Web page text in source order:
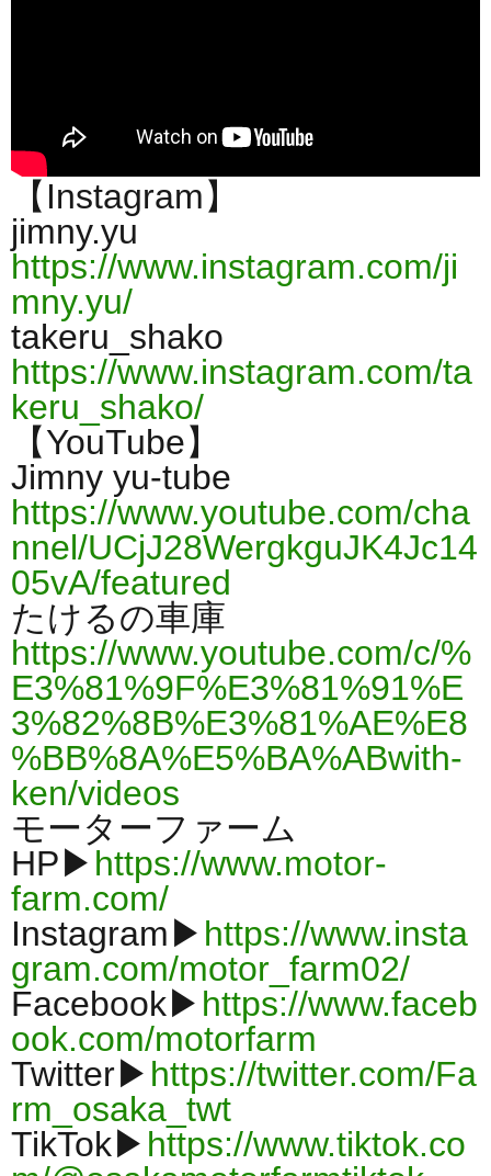
【Instagram】
jimny.yu
https://www.instagram.com/ji
mny.yu/
takeru_shako
https://www.instagram.com/ta
keru_shako/
【YouTube】
Jimny yu-tube
https://www.youtube.com/cha
nnel/UCjJ28WergkguJK4Jc14
05vA/featured
たけるの車庫
https://www.youtube.com/c/%
E3%81%9F%E3%81%91%E
3%82%8B%E3%81%AE%E8
%BB%8A%E5%BA%ABwith-
ken/videos
モーターファーム
HP▶ https://www.motor-
farm.com/
Instagram▶ https://www.insta
gram.com/motor_farm02/
Facebook▶ https://www.faceb
ook.com/motorfarm
Twitter▶ https://twitter.com/Fa
rm_osaka_twt
TikTok▶ https://www.tiktok.co